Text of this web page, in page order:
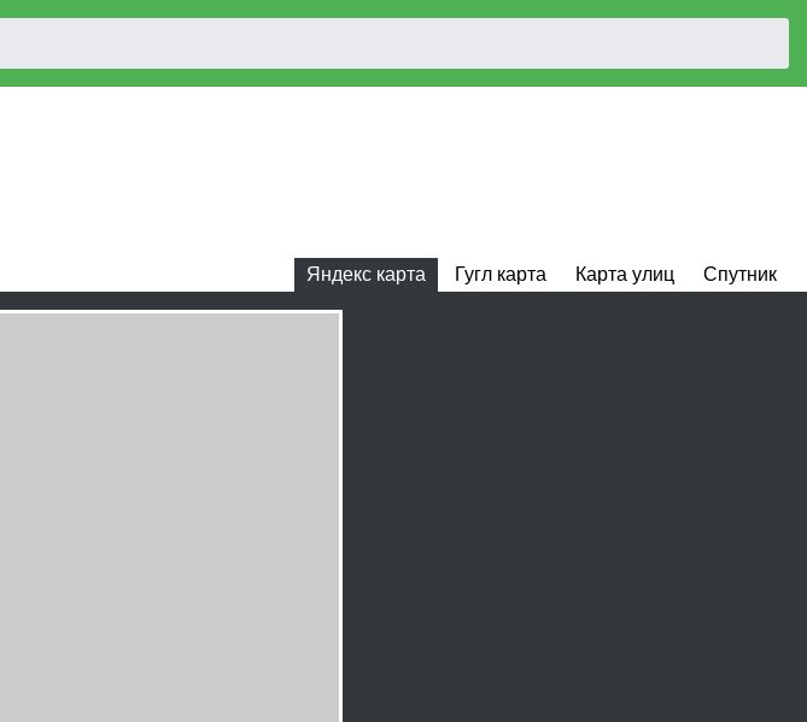
Яндекс карта Гугл карта Карта улиц Спутник